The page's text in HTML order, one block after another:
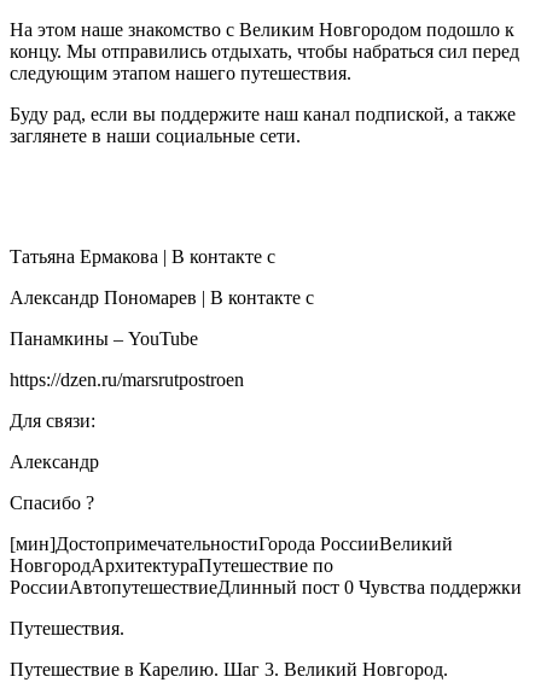
На этом наше знакомство с Великим Новгородом подошло к
концу. Мы отправились отдыхать, чтобы набраться сил перед
следующим этапом нашего путешествия.
Буду рад, если вы поддержите наш канал подпиской, а также
заглянете в наши социальные сети.
Татьяна Ермакова | В контакте с
Александр Пономарев | В контакте с
Панамкины – YouTube
https://dzen.ru/marsrutpostroen
Для связи:
Александр
Спасибо ?
[мин]ДостопримечательностиГорода РоссииВеликий
НовгородАрхитектураПутешествие по
РоссииАвтопутешествиеДлинный пост 0 Чувства поддержки
Путешествия.
Путешествие в Карелию. Шаг 3. Великий Новгород.